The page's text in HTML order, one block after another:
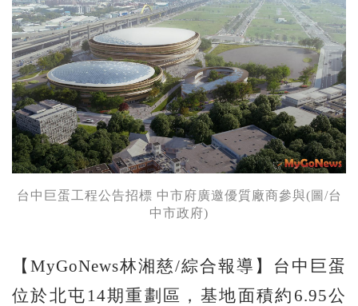
台中巨蛋工程公告招標 中市府廣邀優質廠商參與(圖/台
中市政府)
【MyGoNews林湘慈/綜合報導】台中巨蛋
位於北屯14期重劃區，基地面積約6.95公